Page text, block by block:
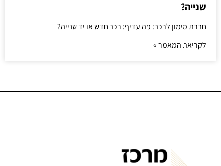
שנייה?
חברת מימון לרכב: מה עדיף: רכב חדש או יד שנייה?
לקריאת המאמר »